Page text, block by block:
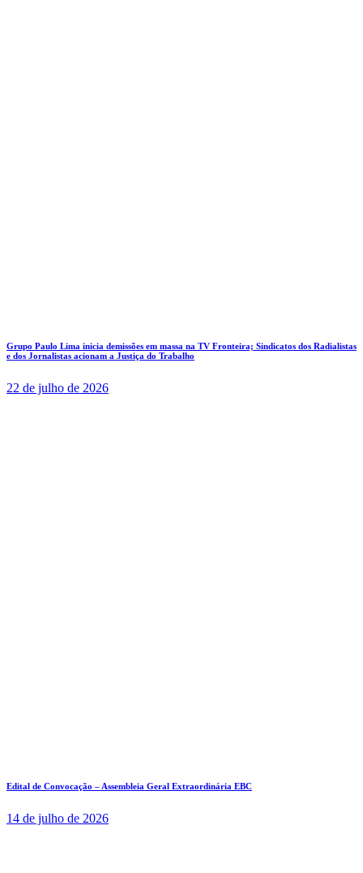
Grupo Paulo Lima inicia demissões em massa na TV Fronteira; Sindicatos dos Radialistas
e dos Jornalistas acionam a Justiça do Trabalho
22 de julho de 2026
Edital de Convocação – Assembleia Geral Extraordinária EBC
14 de julho de 2026